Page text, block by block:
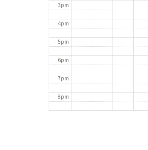
3pm
4pm
5pm
6pm
7pm
8pm